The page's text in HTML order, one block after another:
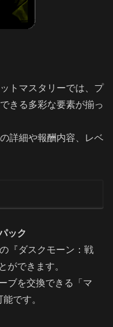
トマスタリーでは、プ
きる多彩な要素が揃っ
詳細や報酬内容、レベ
ック
『ダスクモーン：戦
ができます。
ブを交換できる「マ
です。